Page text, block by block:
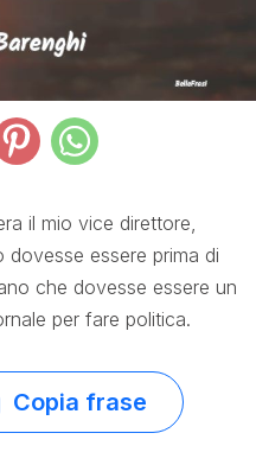
il mio vice direttore,
essere prima di
che dovesse essere un
per fare politica.
Copia frase